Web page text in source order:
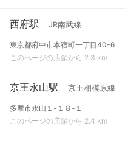
西府駅 JR南武線
東京都府中市本宿町一丁目40-6
このページの店舗から 2.3 km
京王永山駅 京王相模原線
多摩市永山１-１８-１
このページの店舗から 2.4 km